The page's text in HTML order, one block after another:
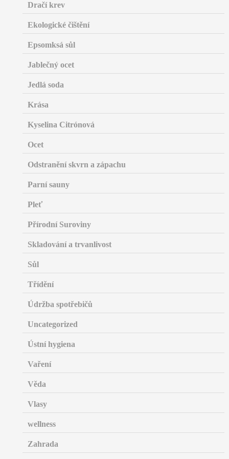
Dračí krev
Ekologické čištění
Epsomksá sůl
Jablečný ocet
Jedlá soda
Krása
Kyselina Citrónová
Ocet
Odstranění skvrn a zápachu
Parní sauny
Pleť
Přírodní Suroviny
Skladování a trvanlivost
Sůl
Třídění
Údržba spotřebičů
Uncategorized
Ústní hygiena
Vaření
Věda
Vlasy
wellness
Zahrada